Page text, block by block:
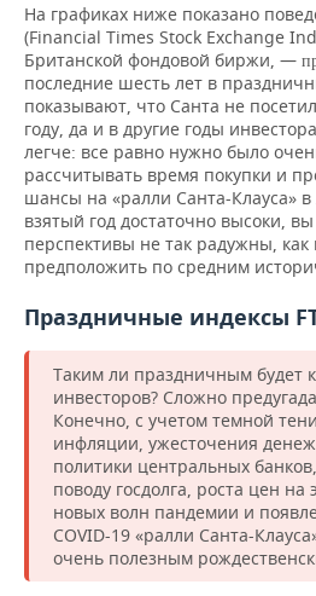
На графиках ниже показано
(Financial Times Stock Exchange
Британской фондовой биржи, —
последние шесть лет в
показывают, что Санта не
году, да и в другие годы
легче: все равно нужно было
рассчитывать время покупки и
шансы на «ралли Санта-Клауса»
взятый год достаточно высоки,
перспективы не так радужны,
предположить по средним
Праздничные индексы
Таким ли праздничным будет
инвесторов? Сложно
Конечно, с учетом темной
инфляции, ужесточения
политики центральных
поводу госдолга, роста цен на
новых волн пандемии и
COVID-19 «ралли Санта-
очень полезным